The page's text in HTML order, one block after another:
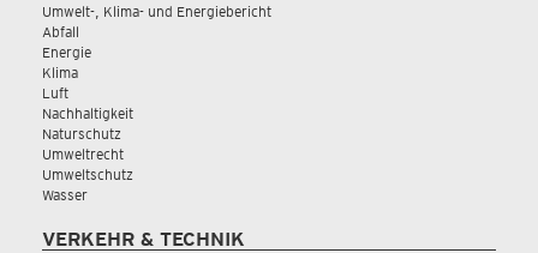
Umwelt-, Klima- und Energiebericht
Abfall
Energie
Klima
Luft
Nachhaltigkeit
Naturschutz
Umweltrecht
Umweltschutz
Wasser
VERKEHR & TECHNIK